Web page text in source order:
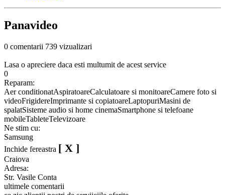
Panavideo
0 comentarii 739 vizualizari
Lasa o apreciere daca esti multumit de acest service
0
Reparam:
Aer conditionatAspiratoareCalculatoare si monitoareCamere foto si
videoFrigidereImprimante si copiatoareLaptopuriMasini de
spalatSisteme audio si home cinemaSmartphone si telefoane
mobileTableteTelevizoare
Ne stim cu:
Samsung
Inchide fereastra [ X ]
Craiova
Adresa:
Str. Vasile Conta
ultimele comentarii